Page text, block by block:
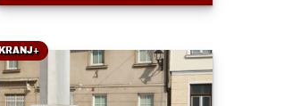
KRANJ+